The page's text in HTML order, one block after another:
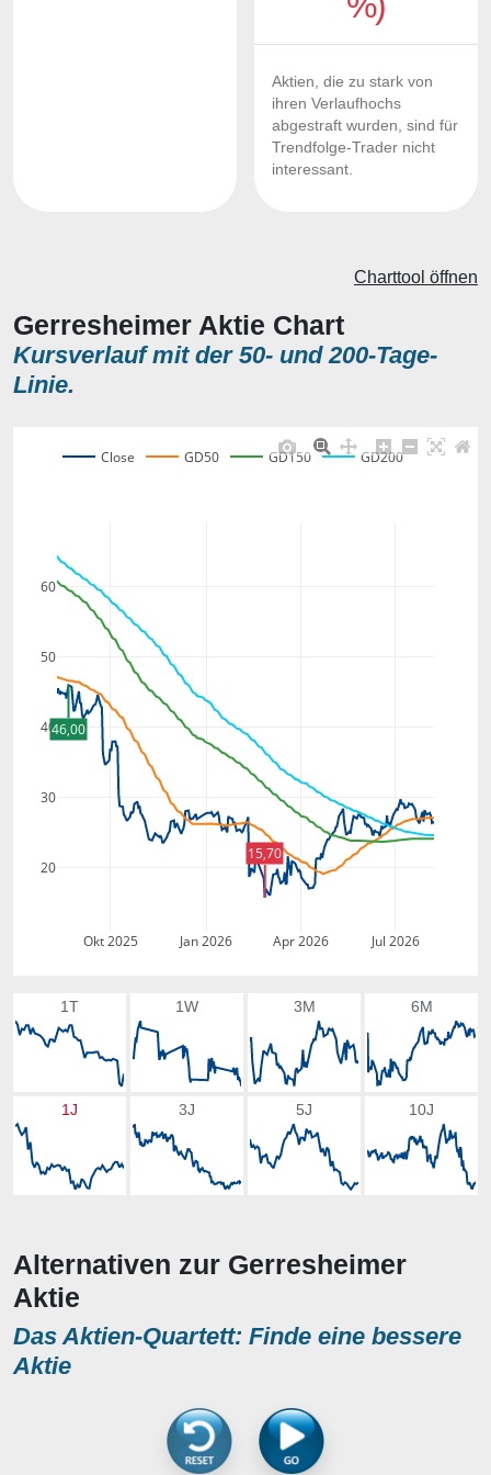
Aktien, die zu stark von
ihren Verlaufhochs
abgestraft wurden, sind für
Trendfolge-Trader nicht
interessant.
Gerresheimer Aktie Chart
Kursverlauf mit der 50- und 200-Tage-
Linie.
Charttool öffnen
Okt 2025 Jan 2026 Apr 2026 Jul 2026
20
30
40
50
60
Close GD50 GD150 GD200
46,00
15,70
1T 1W 3M 6M
1J 3J 5J 10J
Alternativen zur Gerresheimer
Aktie
Das Aktien-Quartett: Finde eine bessere
Aktie